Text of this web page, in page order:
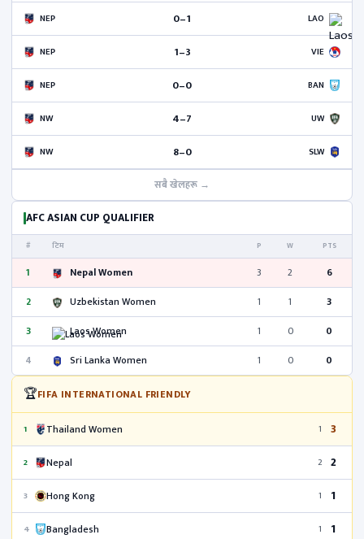
NEP 0–1 LAO
NEP 1–3 VIE
NEP 0–0 BAN
NW 4–7 UW
NW 8–0 SLW
सबै खेलहरू →
AFC ASIAN CUP QUALIFIER
# टिम P W PTS
1 Nepal Women 3 2
6
2
Uzbekistan Women 1 1
3
3
Laos Women 1 0
0
4
Sri Lanka Women 1 0 0
🏆FIFA INTERNATIONAL FRIENDLY
1 Thailand Women 1 3
2 Nepal 2 2
3 Hong Kong 1 1
4 Bangladesh 1 1